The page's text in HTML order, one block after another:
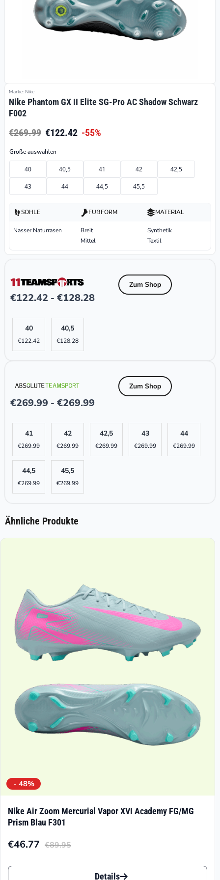
Marke: Nike
Nike Phantom GX II Elite SG-Pro AC Shadow Schwarz
F002
€269.99 €122.42 -55%
Größe auswählen
40 40,5 41 42 42,5
43 44 44,5 45,5
SOHLE
Nasser Naturrasen
FUßFORM
Breit
Mittel
MATERIAL
Synthetik
Textil
€122.42 - €128.28
Zum Shop
40
€122.42
40,5
€128.28
€269.99 - €269.99
Zum Shop
41
€269.99
42
€269.99
42,5
€269.99
43
€269.99
44
€269.99
44,5
€269.99
45,5
€269.99
Ähnliche Produkte
- 48%
Nike Air Zoom Mercurial Vapor XVI Academy FG/MG
Prism Blau F301
€89.95
Ursprünglicher
Preis
€46.77
Aktueller
Preis
Dieses
Details